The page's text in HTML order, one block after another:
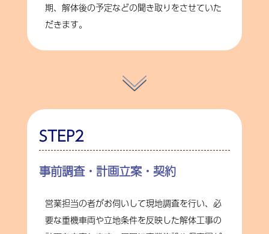
期、解体後の予定などの聞き取りをさせていた
だきます。
STEP2
事前調査・計画立案・契約
営業担当の者がお伺いして現地調査を行い、必
要な重機車両や立地条件を反映した解体工事の